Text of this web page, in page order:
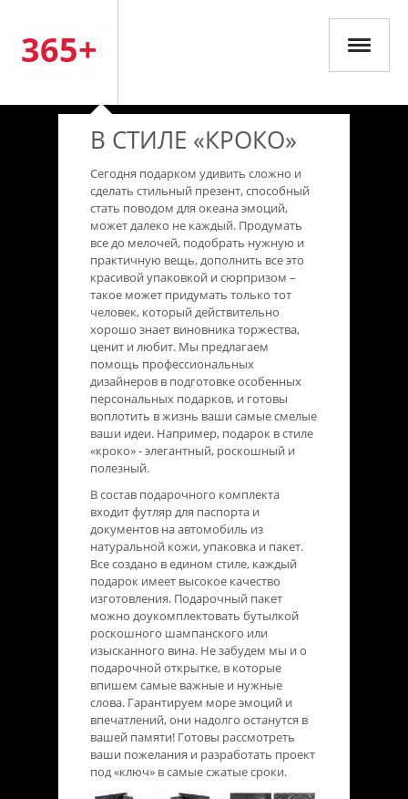
365+
В СТИЛЕ «КРОКО»
Сегодня подарком удивить сложно и
сделать стильный презент, способный
стать поводом для океана эмоций,
может далеко не каждый. Продумать
все до мелочей, подобрать нужную и
практичную вещь, дополнить все это
красивой упаковкой и сюрпризом –
такое может придумать только тот
человек, который действительно
хорошо знает виновника торжества,
ценит и любит. Мы предлагаем
помощь профессиональных
дизайнеров в подготовке особенных
персональных подарков, и готовы
воплотить в жизнь ваши самые смелые
ваши идеи. Например, подарок в стиле
«кроко» - элегантный, роскошный и
полезный.
В состав подарочного комплекта
входит футляр для паспорта и
документов на автомобиль из
натуральной кожи, упаковка и пакет.
Все создано в едином стиле, каждый
подарок имеет высокое качество
изготовления. Подарочный пакет
можно доукомплектовать бутылкой
роскошного шампанского или
изысканного вина. Не забудем мы и о
подарочной открытке, в которые
впишем самые важные и нужные
слова. Гарантируем море эмоций и
впечатлений, они надолго останутся в
вашей памяти! Готовы рассмотреть
ваши пожелания и разработать проект
под «ключ» в самые сжатые сроки.